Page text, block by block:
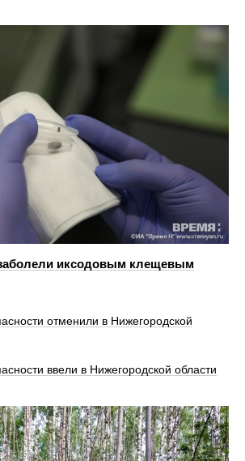
иксодовым клещевым
отменили в Нижегородской
ввели в Нижегородской области